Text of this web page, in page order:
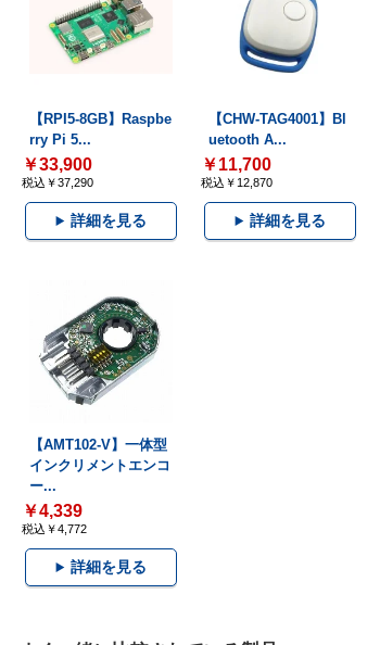
【RPI5-8GB】Raspbe
rry Pi 5...
￥33,900
税込￥37,290
詳細を見る
【CHW-TAG4001】Bl
uetooth A...
￥11,700
税込￥12,870
詳細を見る
【AMT102-V】一体型
インクリメントエンコ
ー...
￥4,339
税込￥4,772
詳細を見る